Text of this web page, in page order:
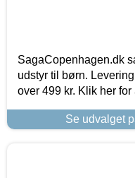
SagaCopenhagen.dk
udstyr til børn.
over 499 kr. Klik her
Se udvalget